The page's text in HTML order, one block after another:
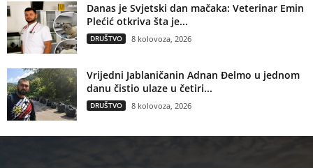
Danas je Svjetski dan mačaka: Veterinar Emin
Plećić otkriva šta je...
DRUŠTVO 8 kolovoza, 2026
Vrijedni Jablaničanin Adnan Đelmo u jednom
danu čistio ulaze u četiri...
DRUŠTVO 8 kolovoza, 2026